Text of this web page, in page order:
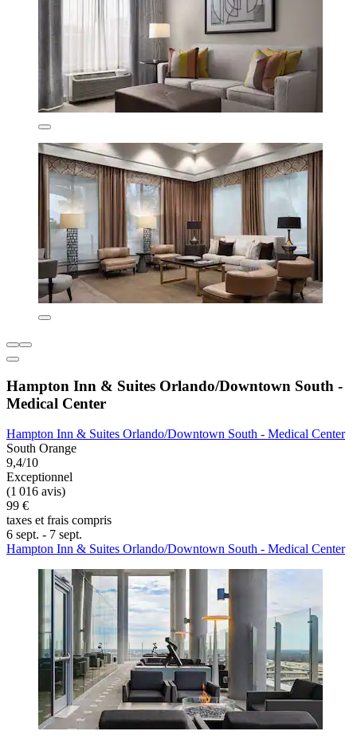
Hampton Inn & Suites Orlando/Downtown South -
Medical Center
Hampton Inn & Suites Orlando/Downtown South - Medical Center
South Orange
9,4/10
Exceptionnel
(1 016 avis)
99 €
taxes et frais compris
6 sept. - 7 sept.
Hampton Inn & Suites Orlando/Downtown South - Medical Center